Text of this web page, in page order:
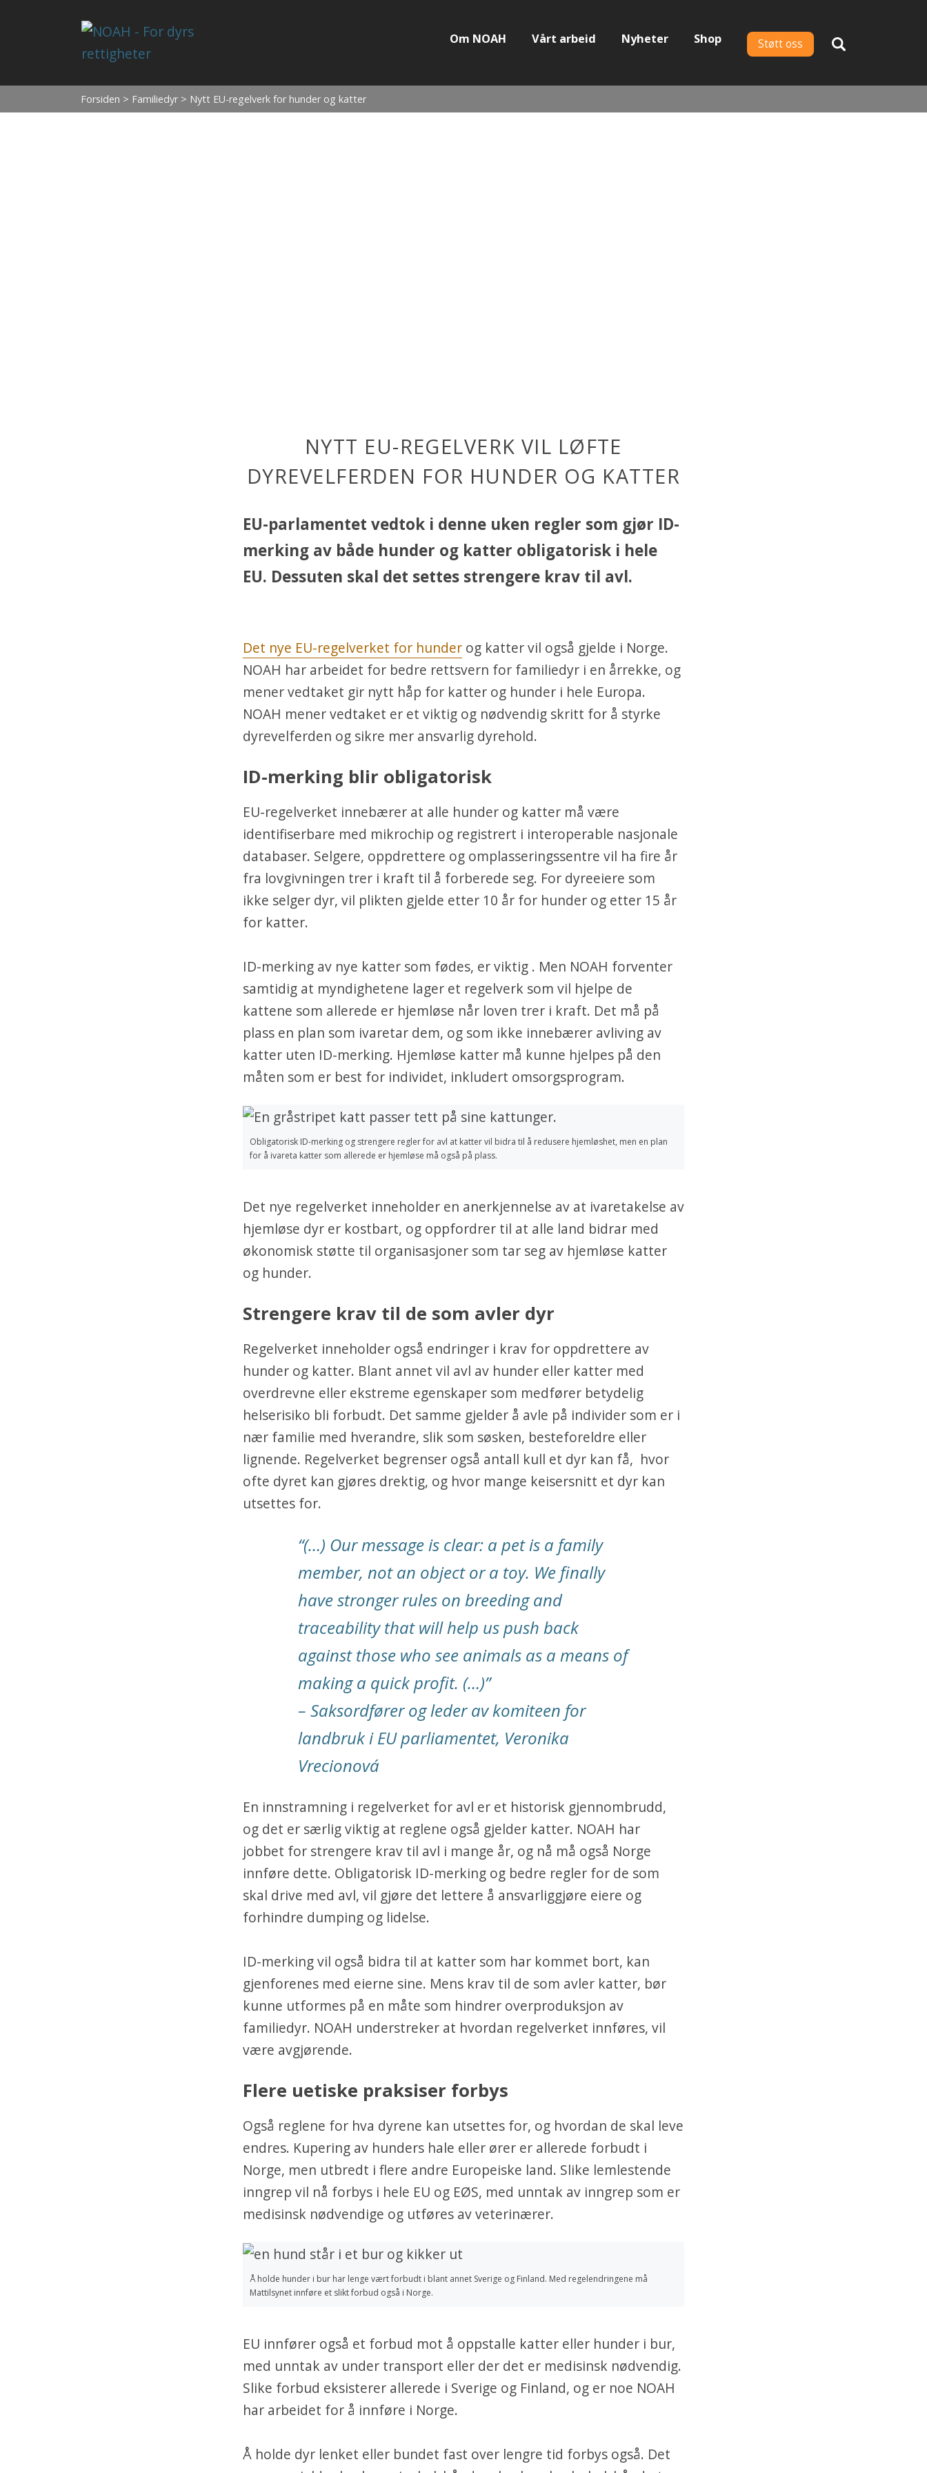
Støtt oss
Om NOAH Vårt arbeid Nyheter Shop
Forsiden > Familiedyr > Nytt EU-regelverk for hunder og katter
NYTT EU-REGELVERK VIL LØFTE
DYREVELFERDEN FOR HUNDER OG KATTER
EU-parlamentet vedtok i denne uken regler som gjør ID-
merking av både hunder og katter obligatorisk i hele
EU. Dessuten skal det settes strengere krav til avl.
Det nye EU-regelverket for hunder og katter vil også gjelde i Norge.
NOAH har arbeidet for bedre rettsvern for familiedyr i en årrekke, og
mener vedtaket gir nytt håp for katter og hunder i hele Europa.
NOAH mener vedtaket er et viktig og nødvendig skritt for å styrke
dyrevelferden og sikre mer ansvarlig dyrehold.
ID-merking blir obligatorisk
EU-regelverket innebærer at alle hunder og katter må være
identifiserbare med mikrochip og registrert i interoperable nasjonale
databaser. Selgere, oppdrettere og omplasseringssentre vil ha fire år
fra lovgivningen trer i kraft til å forberede seg. For dyreeiere som
ikke selger dyr, vil plikten gjelde etter 10 år for hunder og etter 15 år
for katter.
ID-merking av nye katter som fødes, er viktig . Men NOAH forventer
samtidig at myndighetene lager et regelverk som vil hjelpe de
kattene som allerede er hjemløse når loven trer i kraft. Det må på
plass en plan som ivaretar dem, og som ikke innebærer avliving av
katter uten ID-merking. Hjemløse katter må kunne hjelpes på den
måten som er best for individet, inkludert omsorgsprogram.
Obligatorisk ID-merking og strengere regler for avl at katter vil bidra til å redusere hjemløshet, men en plan
for å ivareta katter som allerede er hjemløse må også på plass.
Det nye regelverket inneholder en anerkjennelse av at ivaretakelse av
hjemløse dyr er kostbart, og oppfordrer til at alle land bidrar med
økonomisk støtte til organisasjoner som tar seg av hjemløse katter
og hunder.
Strengere krav til de som avler dyr
Regelverket inneholder også endringer i krav for oppdrettere av
hunder og katter. Blant annet vil avl av hunder eller katter med
overdrevne eller ekstreme egenskaper som medfører betydelig
helserisiko bli forbudt. Det samme gjelder å avle på individer som er i
nær familie med hverandre, slik som søsken, besteforeldre eller
lignende. Regelverket begrenser også antall kull et dyr kan få, hvor
ofte dyret kan gjøres drektig, og hvor mange keisersnitt et dyr kan
utsettes for.
“(…) Our message is clear: a pet is a family
member, not an object or a toy. We finally
have stronger rules on breeding and
traceability that will help us push back
against those who see animals as a means of
making a quick profit. (…)”
– Saksordfører og leder av komiteen for
landbruk i EU parliamentet, Veronika
Vrecionová
En innstramning i regelverket for avl er et historisk gjennombrudd,
og det er særlig viktig at reglene også gjelder katter. NOAH har
jobbet for strengere krav til avl i mange år, og nå må også Norge
innføre dette. Obligatorisk ID-merking og bedre regler for de som
skal drive med avl, vil gjøre det lettere å ansvarliggjøre eiere og
forhindre dumping og lidelse.
ID-merking vil også bidra til at katter som har kommet bort, kan
gjenforenes med eierne sine. Mens krav til de som avler katter, bør
kunne utformes på en måte som hindrer overproduksjon av
familiedyr. NOAH understreker at hvordan regelverket innføres, vil
være avgjørende.
Flere uetiske praksiser forbys
Også reglene for hva dyrene kan utsettes for, og hvordan de skal leve
endres. Kupering av hunders hale eller ører er allerede forbudt i
Norge, men utbredt i flere andre Europeiske land. Slike lemlestende
inngrep vil nå forbys i hele EU og EØS, med unntak av inngrep som er
medisinsk nødvendige og utføres av veterinærer.
Å holde hunder i bur har lenge vært forbudt i blant annet Sverige og Finland. Med regelendringene må
Mattilsynet innføre et slikt forbud også i Norge.
EU innfører også et forbud mot å oppstalle katter eller hunder i bur,
med unntak av under transport eller der det er medisinsk nødvendig.
Slike forbud eksisterer allerede i Sverige og Finland, og er noe NOAH
har arbeidet for å innføre i Norge.
Å holde dyr lenket eller bundet fast over lengre tid forbys også. Det